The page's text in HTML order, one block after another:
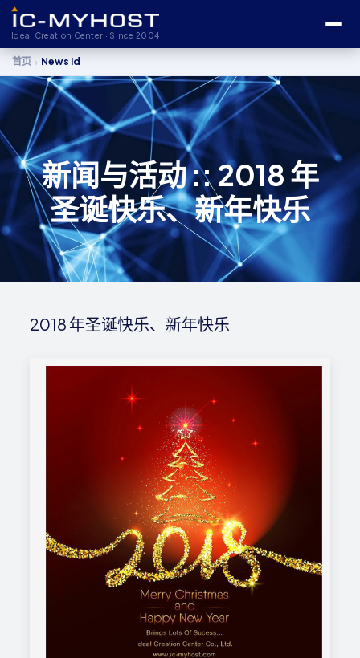
Ideal Creation Center · Since 2004
首页 › News Id
新闻与活动 :: 2018 年
圣诞快乐、新年快乐
2018 年圣诞快乐、新年快乐